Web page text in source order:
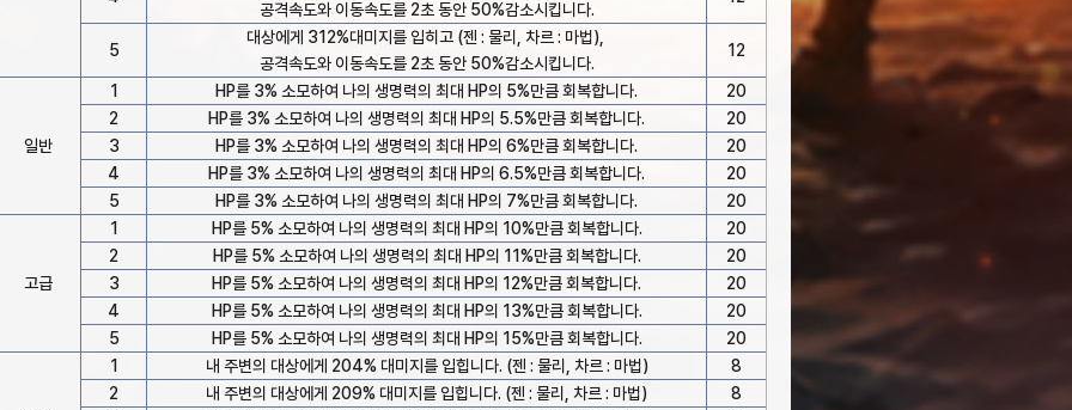
공격속도와 이동속도를 2초 동안 50%감소시킵니다.
5
대상에게 312%대미지를 입히고 (젠 : 물리, 차르 : 마법),
공격속도와 이동속도를 2초 동안 50%감소시킵니다.
12
일반
1 HP를 3% 소모하여 나의 생명력의 최대 HP의 5%만큼 회복합니다.
20
2
HP를 3% 소모하여 나의 생명력의 최대 HP의 5.5%만큼 회복합니다.
20
3
HP를 3% 소모하여 나의 생명력의 최대 HP의 6%만큼 회복합니다.
20
4
HP를 3% 소모하여 나의 생명력의 최대 HP의 6.5%만큼 회복합니다.
20
5
HP를 3% 소모하여 나의 생명력의 최대 HP의 7%만큼 회복합니다. 20
고급
1 HP를 5% 소모하여 나의 생명력의 최대 HP의 10%만큼 회복합니다.
20
2
HP를 5% 소모하여 나의 생명력의 최대 HP의 11%만큼 회복합니다.
20
3
HP를 5% 소모하여 나의 생명력의 최대 HP의 12%만큼 회복합니다.
20
4
HP를 5% 소모하여 나의 생명력의 최대 HP의 13%만큼 회복합니다.
20
5
HP를 5% 소모하여 나의 생명력의 최대 HP의 15%만큼 회복합니다. 20
1 내 주변의 대상에게 204% 대미지를 입힙니다. (젠 : 물리, 차르 : 마법)
8
2
내 주변의 대상에게 209% 대미지를 입힙니다. (젠 : 물리, 차르 : 마법)
8